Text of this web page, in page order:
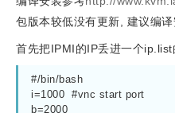
包版本较低没有更新, 建议编译
首先把IPMI的IP丢进一个ip.list
#/bin/bash
i=1000  #vnc start port
b=2000